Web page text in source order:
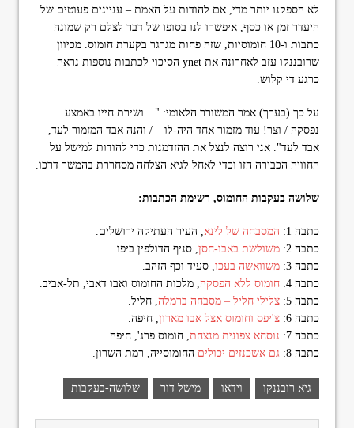
לא הספקנו יותר מדי, אם להודות על האמת – עניינים פעוטים של
היעדר זמן או כסף, איפשרו לנו בסופו של דבר לצלם רק שמונה
כתבות ו-10 חומוסיות, שזה פחות מגרגר בקערת חומוס. מכיוון
שרובננקו עזב לאחרונה את ynet הסיכוי לכתבות נוספות נראה
כרגע די קלוש.
על כך (בערך) אמר המשורר הלאומי: "…ושירת חייו באמצע
נפסקה / וצר! עוד מזמור אחד היה-לו – / והנה אבד המזמור לעד,
אבד לעד". אני רוצה לנצל את ההזדמנות כדי להודות למישל על
החוויה הכבירה הזו וכדי לאחל לגיא הצלחה מסחררת בהמשך דרכו.
שלושה בעקבות החומוס, רשימת הכתבות:
כתבה 1: המסבחה של לינא , העיר העתיקה ירושלים.
כתבה 2:
משולשת באבו-חסן , סניף הדולפין ביפו.
כתבה 3:
משוואשה בעכו , סעיד וכף הזהב.
כתבה 4:
חומוס ללא הפסקה , מלכות החומוס ואבו דאבי, תל-אביב.
כתבה 5:
צלילי חליל – מסבחה ברמלה , חליל.
כתבה 6:
צ'יפס וחומוס אצל אבו מארון , חיפה.
כתבה 7:
נוסחא צפונית מנצחת , חומוס פרג', חיפה.
כתבה 8:
גם אשכנזים יכולים החומוסייה, רמת השרון.
גיא רובננקו וידאו מישל דור שלושה-בעקבות